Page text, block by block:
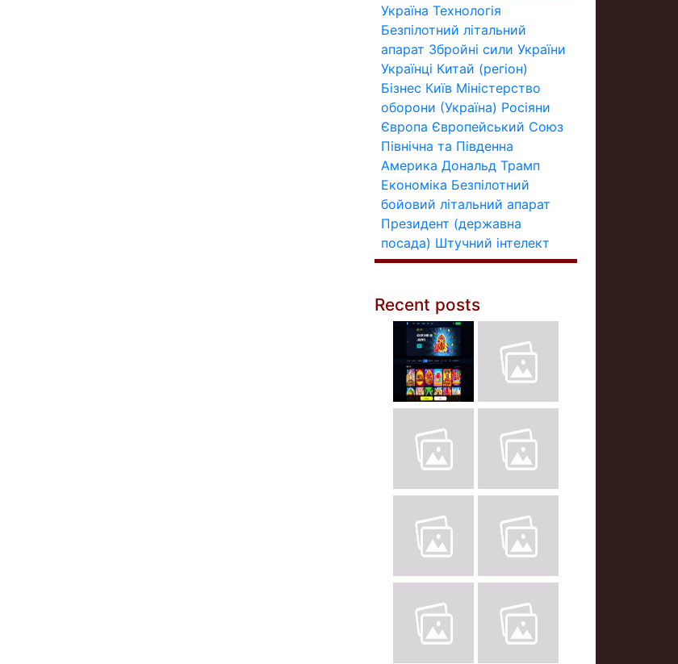
Україна Технологія
Безпілотний літальний
апарат Збройні сили України
Українці Китай (регіон)
Бізнес Київ Міністерство
оборони (Україна) Росіяни
Європа Європейський Союз
Північна та Південна
Америка Дональд Трамп
Економіка Безпілотний
бойовий літальний апарат
Президент (державна
посада) Штучний інтелект
Recent posts